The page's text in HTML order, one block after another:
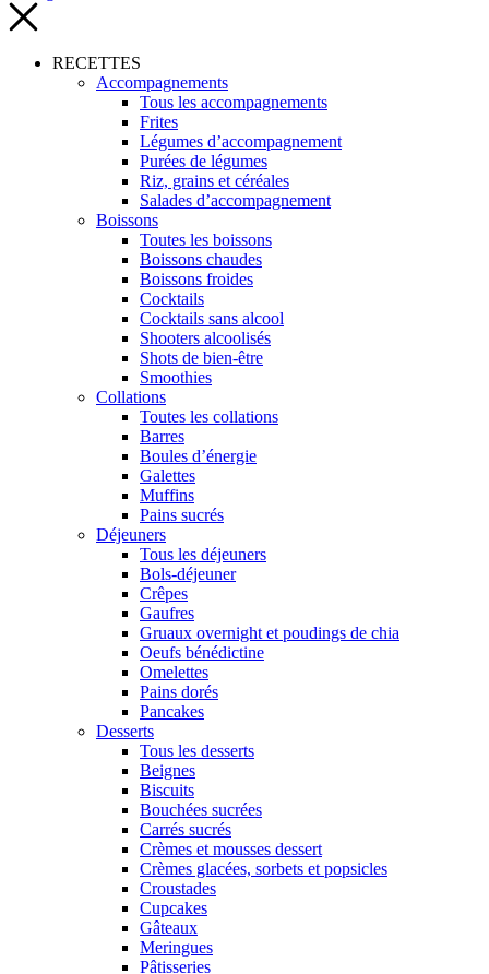
RECETTES
Accompagnements
Tous les accompagnements
Frites
Légumes d’accompagnement
Purées de légumes
Riz, grains et céréales
Salades d’accompagnement
Boissons
Toutes les boissons
Boissons chaudes
Boissons froides
Cocktails
Cocktails sans alcool
Shooters alcoolisés
Shots de bien-être
Smoothies
Collations
Toutes les collations
Barres
Boules d’énergie
Galettes
Muffins
Pains sucrés
Déjeuners
Tous les déjeuners
Bols-déjeuner
Crêpes
Gaufres
Gruaux overnight et poudings de chia
Oeufs bénédictine
Omelettes
Pains dorés
Pancakes
Desserts
Tous les desserts
Beignes
Biscuits
Bouchées sucrées
Carrés sucrés
Crèmes et mousses dessert
Crèmes glacées, sorbets et popsicles
Croustades
Cupcakes
Gâteaux
Meringues
Pâtisseries